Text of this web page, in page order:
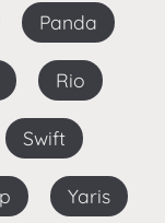
Panda
Rio
Swift
Up Yaris